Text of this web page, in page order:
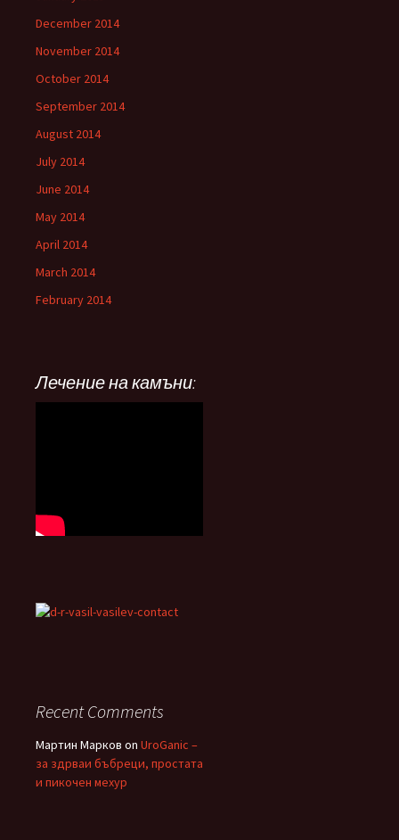
December 2014
November 2014
October 2014
September 2014
August 2014
July 2014
June 2014
May 2014
April 2014
March 2014
February 2014
Лечение на камъни:
Recent Comments
Мартин Марков on UroGanic –
за здрваи бъбреци, простата
и пикочен мехур